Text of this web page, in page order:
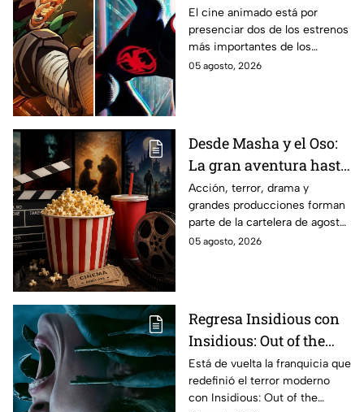
gran enfrentamiento
en taquilla del 2027
El cine animado está por
presenciar dos de los estrenos
más importantes de los
últimos años.
05 agosto, 2026
Desde Masha y el Oso:
La gran aventura hasta
El Final de la Calle Oak
con Anne Hathaway.
Esta es la lista
completa de los
México
Acción, terror, drama y
grandes producciones forman
parte de la cartelera de agosto
en México.
05 agosto, 2026
Regresa Insidious con
Insidious: Out of the
Further; esto revela el
aterrador primer tráiler
Está de vuelta la franquicia que
redefinió el terror moderno
con Insidious: Out of the